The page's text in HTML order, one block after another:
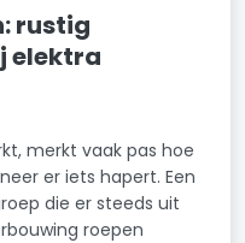
rustig
elektra
merkt vaak pas hoe
er iets hapert. Een
die er steeds uit
roepen